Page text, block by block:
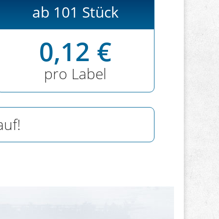
ab 101 Stück
0,12 €
pro Label